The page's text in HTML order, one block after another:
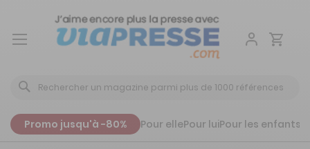
Aller
Promo jusqu'à -80% Pour ellePour luiPour les enfants